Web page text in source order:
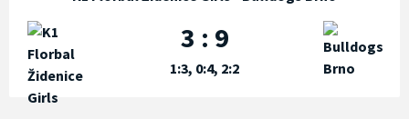
3 : 9
1:3, 0:4, 2:2